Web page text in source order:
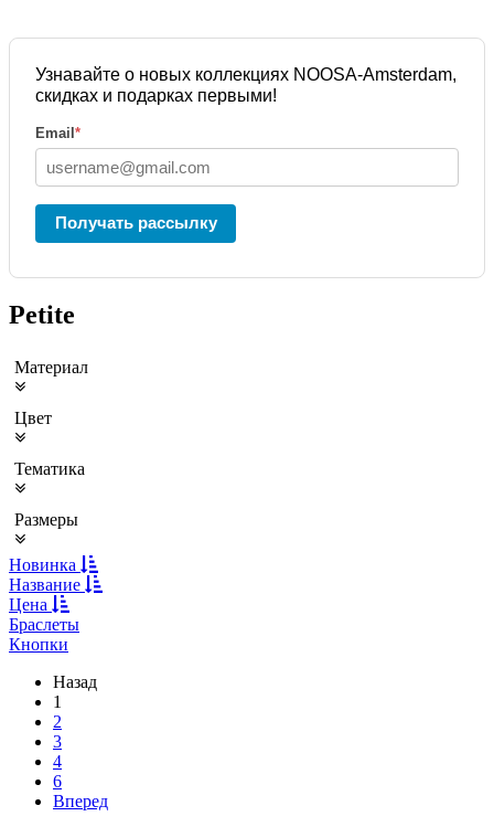
Узнавайте о новых коллекциях NOOSA-Amsterdam,
скидках и подарках первыми!
Email *
Получать рассылку
Petite
Материал
Цвет
Тематика
Размеры
Новинка
Название
Цена
Браслеты
Кнопки
Назад
1
2
3
4
6
Вперед